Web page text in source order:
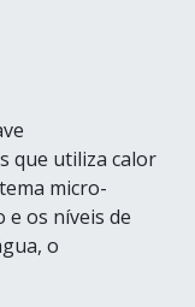
que utiliza calor
micro-
os níveis de
o